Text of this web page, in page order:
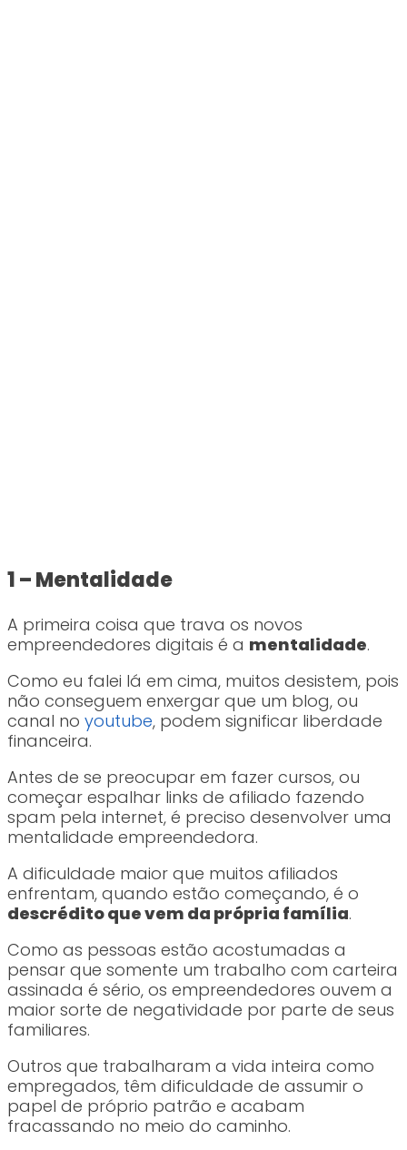
1 – Mentalidade
A primeira coisa que trava os novos
empreendedores digitais é a mentalidade.
Como eu falei lá em cima, muitos desistem, pois
não conseguem enxergar que um blog, ou
canal no youtube, podem significar liberdade
financeira.
Antes de se preocupar em fazer cursos, ou
começar espalhar links de afiliado fazendo
spam pela internet, é preciso desenvolver uma
mentalidade empreendedora.
A dificuldade maior que muitos afiliados
enfrentam, quando estão começando, é o
descrédito que vem da própria família.
Como as pessoas estão acostumadas a
pensar que somente um trabalho com carteira
assinada é sério, os empreendedores ouvem a
maior sorte de negatividade por parte de seus
familiares.
Outros que trabalharam a vida inteira como
empregados, têm dificuldade de assumir o
papel de próprio patrão e acabam
fracassando no meio do caminho.